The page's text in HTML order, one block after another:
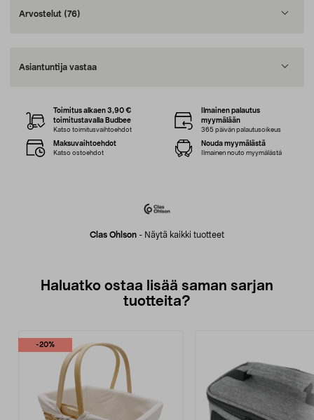
Arvostelut (76)
Asiantuntija vastaa
Clas Ohlson - Näytä kaikki tuotteet
Toimitus alkaen 3,90 €
toimitustavalla Budbee
Katso toimitusvaihtoehdot
Ilmainen palautus
myymälään
365 päivän palautusoikeus
Maksuvaihtoehdot
Katso ostoehdot
Nouda myymälästä
Ilmainen nouto myymälästä
Haluatko ostaa lisää saman sarjan
tuotteita?
-20%